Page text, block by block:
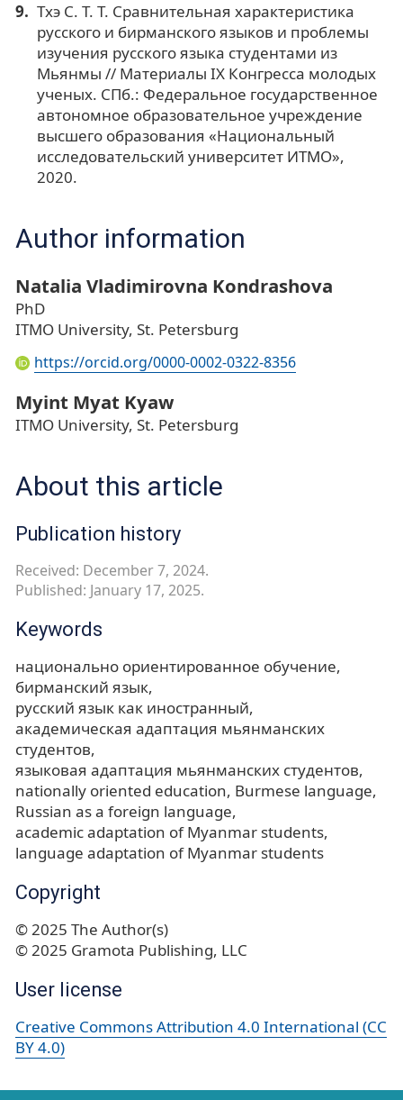
Тхэ С. Т. Т. Сравнительная характеристика
русского и бирманского языков и проблемы
изучения русского языка студентами из
Мьянмы // Материалы IX Конгресса молодых
ученых. СПб.: Федеральное государственное
автономное образовательное учреждение
высшего образования «Национальный
исследовательский университет ИТМО»,
2020.
Author information
Natalia Vladimirovna Kondrashova
PhD
ITMO University, St. Petersburg
https://orcid.org/0000-0002-0322-8356
Myint Myat Kyaw
ITMO University, St. Petersburg
About this article
Publication history
Received: December 7, 2024.
Published: January 17, 2025.
Keywords
национально ориентированное обучение
бирманский язык
русский язык как иностранный
академическая адаптация мьянманских
студентов
языковая адаптация мьянманских студентов
nationally oriented education Burmese language
Russian as a foreign language
academic adaptation of Myanmar students
language adaptation of Myanmar students
Copyright
© 2025 The Author(s)
© 2025 Gramota Publishing, LLC
User license
Creative Commons Attribution 4.0 International (CC
BY 4.0)